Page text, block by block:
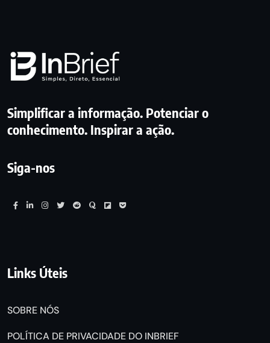
Simplificar a informação. Potenciar o
conhecimento. Inspirar a ação.
Siga-nos
Links Úteis
SOBRE NÓS
POLÍTICA DE PRIVACIDADE DO INBRIEF